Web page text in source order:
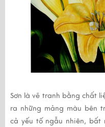
Sơn là vẽ tranh bằng chất
ra những mảng màu bên
cả yếu tố ngẫu nhiên, bất